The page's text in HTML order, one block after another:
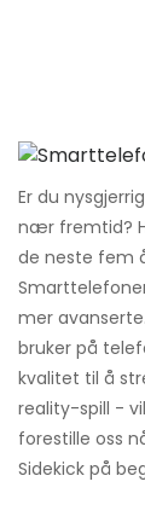
Er du
nær fremtid?
de neste fem
mer
bruker på
kvalitet til å
reality-spill -
forestille oss
Sidekick på